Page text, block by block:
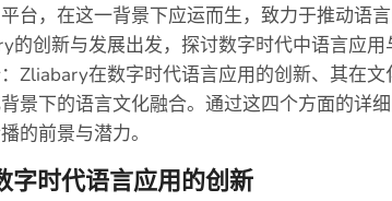
台，在这一背景下应运而生，致力于推动语
的创新与发展出发，探讨数字时代中语言应
Zliabary在数字时代语言应用的创新、其在
景下的语言文化融合。通过这四个方面的详
的前景与潜力。
时代语言应用的创新